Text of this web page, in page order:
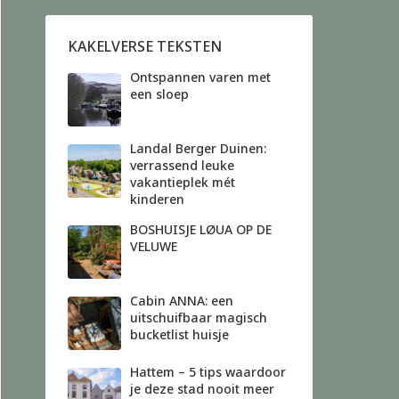
KAKELVERSE TEKSTEN
Ontspannen varen met
een sloep
Landal Berger Duinen:
verrassend leuke
vakantieplek mét
kinderen
BOSHUISJE LØUA OP DE
VELUWE
Cabin ANNA: een
uitschuifbaar magisch
bucketlist huisje
Hattem – 5 tips waardoor
je deze stad nooit meer